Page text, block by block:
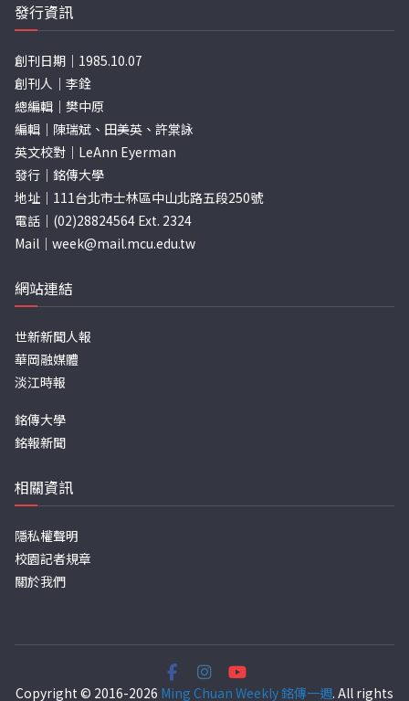
發行資訊
創刊日期｜1985.10.07
創刊人｜李銓
總編輯｜樊中原
編輯｜陳瑞斌、田美英、許棠詠
英文校對｜LeAnn Eyerman
發行｜銘傳大學
地址｜111台北市士林區中山北路五段250號
電話｜(02)28824564 Ext. 2324
Mail｜ week@mail.mcu.edu.tw
網站連結
世新新聞人報
華岡融媒體
淡江時報
銘傳大學
銘報新聞
相關資訊
隱私權聲明
校園記者規章
關於我們
Copyright © 2016-2026 Ming Chuan Weekly 銘傳一週. All rights